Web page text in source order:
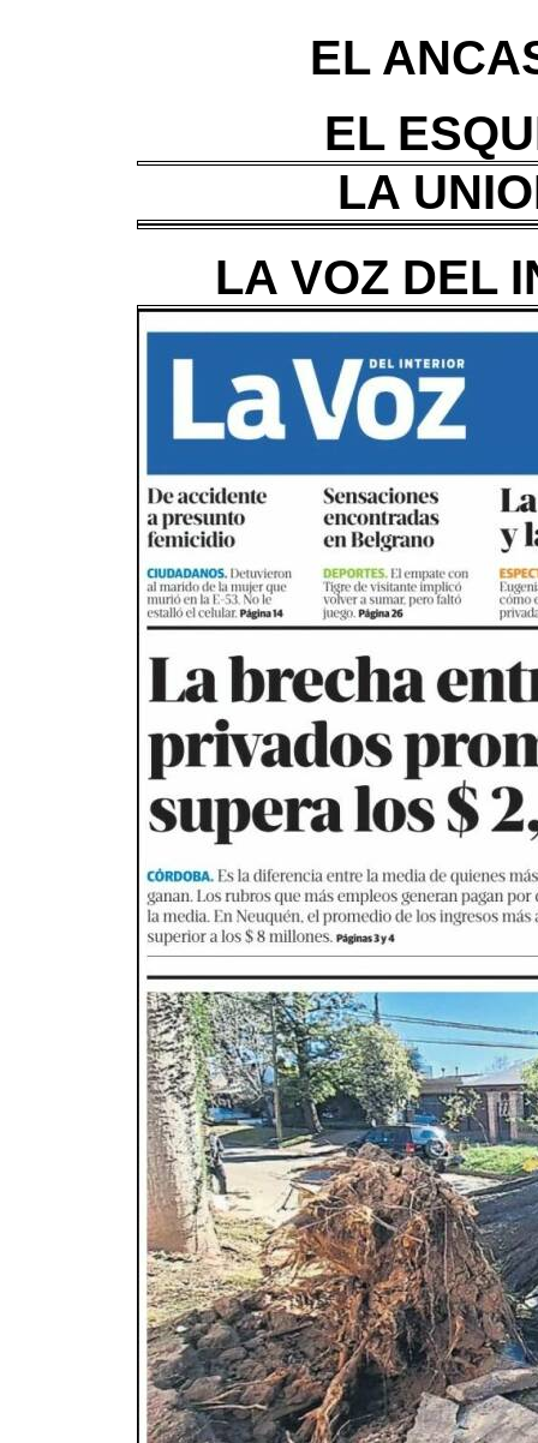
EL
EL
LA
LA VOZ DEL